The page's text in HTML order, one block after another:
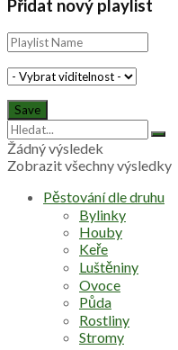
Přidat nový playlist
Žádný výsledek
Zobrazit všechny výsledky
Pěstování dle druhu
Bylinky
Houby
Keře
Luštěniny
Ovoce
Půda
Rostliny
Stromy